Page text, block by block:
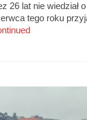
26 lat nie wiedział
tego roku